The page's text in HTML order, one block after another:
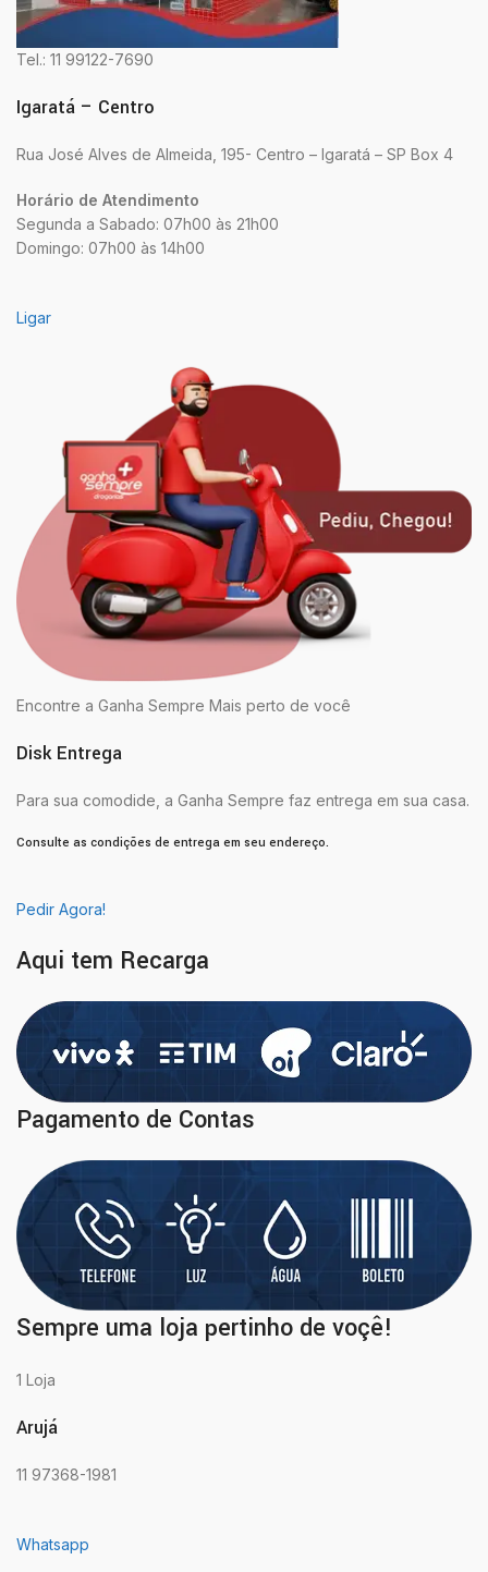
Tel.: 11 99122-7690
Igaratá – Centro
Rua José Alves de Almeida, 195- Centro – Igaratá – SP Box 4
Horário de Atendimento
Segunda a Sabado: 07h00 às 21h00
Domingo: 07h00 às 14h00
Ligar
Encontre a Ganha Sempre Mais perto de você
Disk Entrega
Para sua comodide, a Ganha Sempre faz entrega em sua casa.
Consulte as condições de entrega em seu endereço.
Pedir Agora!
Aqui tem Recarga
Pagamento de Contas
Sempre uma loja pertinho de voçê!
1 Loja
Arujá
11 97368-1981
Whatsapp